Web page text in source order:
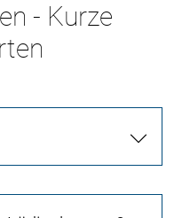
- Kurze